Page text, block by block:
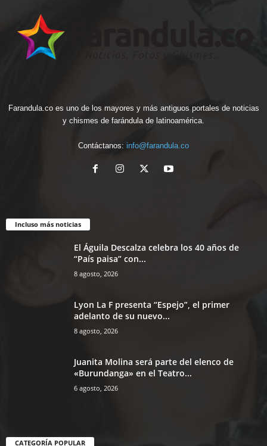
Farandula.co es uno de los mayores y más antiguos portales de noticias
y chismes de farándula de latinoamérica.
Contáctanos: info@farandula.co
Incluso más noticias
El Águila Descalza celebra los 40 años de
“País paisa” con...
8 agosto, 2026
Lyon La F presenta “Espejo”, el primer
adelanto de su nuevo...
8 agosto, 2026
Juanita Molina será parte del elenco de
«Burundanga» en el Teatro...
6 agosto, 2026
CATEGORÍA POPULAR